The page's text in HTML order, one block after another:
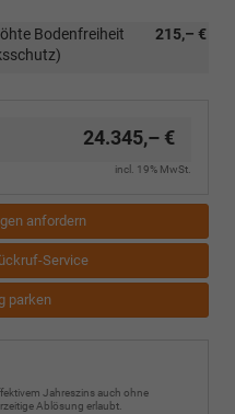
215,– €
Bodenfreiheit
24.345,– €
incl. 19% MwSt.
anfordern
Service
parken
Jahreszins auch ohne
Ablösung erlaubt.